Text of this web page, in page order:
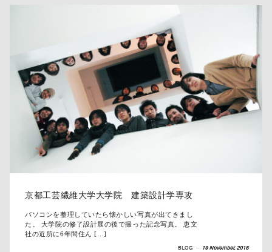
京都工芸繊維大学大学院 建築設計学専攻
パソコンを整理していたら懐かしい写真が出てきまし
た。 大学院の修了設計展の後で撮った記念写真。 恵文
社の近所に6年間住ん […]
BLOG -- 19 November, 2015